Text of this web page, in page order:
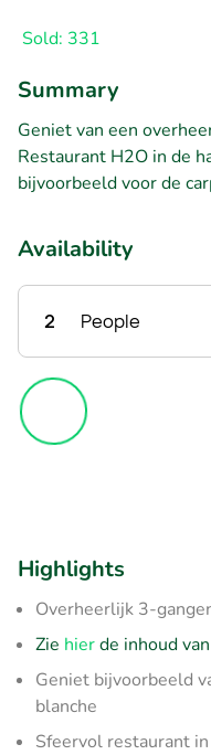
Sold: 331
Summary
Geniet van een
Restaurant H2O in de
bijvoorbeeld voor de
Availability
2 People
Highlights
Overheerlijk 3-
Zie hierde inhoud
Geniet bijvoorbeeld
blanche
Sfeervol restaurant